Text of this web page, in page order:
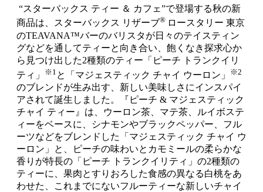
“スターバックス ティー ＆ カフェ”で登場する秋の新
商品は、スターバックス リザーブ® ロースタリー 東京
のTEAVANA™バーのバリスタが日々のテイスティン
グなどを通してティーと向き合い、飽くなき探求心か
ら見つけ出した2種類のティー「ピーチ トランクイリ
ティ」
※1 と「マジェスティック チャイ ウーロン」 ※2
のブレンドが生み出す、新しい美味しさにインスパイ
アされて誕生しました。『ピーチ & マジェスティック
チャイ ティー』は、ウーロン茶、マテ茶、ルイボステ
ィーをベースに、シナモンやブラックペッパー、フル
ーツなどをブレンドした「マジェスティック チャイ ウ
ーロン」と、ピーチの味わいとカモミールの柔らかな
香りが特長の「ピーチ トランクイリティ」の2種類の
ティーに、果肉とすりおろした食感の異なる白桃をあ
わせた、これまでにないフルーティーな新しいチャイ